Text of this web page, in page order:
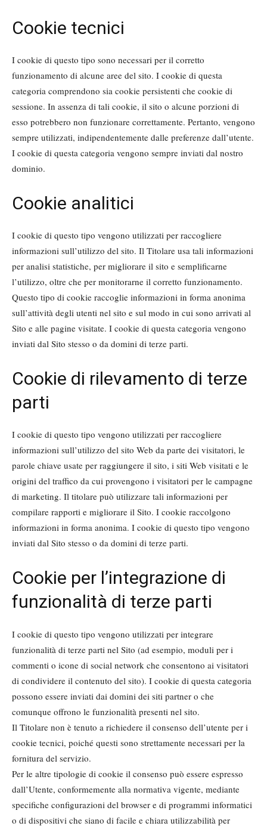
Cookie tecnici
I cookie di questo tipo sono necessari per il corretto
funzionamento di alcune aree del sito. I cookie di questa
categoria comprendono sia cookie persistenti che cookie di
sessione. In assenza di tali cookie, il sito o alcune porzioni di
esso potrebbero non funzionare correttamente. Pertanto, vengono
sempre utilizzati, indipendentemente dalle preferenze dall’utente.
I cookie di questa categoria vengono sempre inviati dal nostro
dominio.
Cookie analitici
I cookie di questo tipo vengono utilizzati per raccogliere
informazioni sull’utilizzo del sito. Il Titolare usa tali informazioni
per analisi statistiche, per migliorare il sito e semplificarne
l’utilizzo, oltre che per monitorarne il corretto funzionamento.
Questo tipo di cookie raccoglie informazioni in forma anonima
sull’attività degli utenti nel sito e sul modo in cui sono arrivati al
Sito e alle pagine visitate. I cookie di questa categoria vengono
inviati dal Sito stesso o da domini di terze parti.
Cookie di rilevamento di terze
parti
I cookie di questo tipo vengono utilizzati per raccogliere
informazioni sull’utilizzo del sito Web da parte dei visitatori, le
parole chiave usate per raggiungere il sito, i siti Web visitati e le
origini del traffico da cui provengono i visitatori per le campagne
di marketing. Il titolare può utilizzare tali informazioni per
compilare rapporti e migliorare il Sito. I cookie raccolgono
informazioni in forma anonima. I cookie di questo tipo vengono
inviati dal Sito stesso o da domini di terze parti.
Cookie per l’integrazione di
funzionalità di terze parti
I cookie di questo tipo vengono utilizzati per integrare
funzionalità di terze parti nel Sito (ad esempio, moduli per i
commenti o icone di social network che consentono ai visitatori
di condividere il contenuto del sito). I cookie di questa categoria
possono essere inviati dai domini dei siti partner o che
comunque offrono le funzionalità presenti nel sito.
Il Titolare non è tenuto a richiedere il consenso dell’utente per i
cookie tecnici, poiché questi sono strettamente necessari per la
fornitura del servizio.
Per le altre tipologie di cookie il consenso può essere espresso
dall’Utente, conformemente alla normativa vigente, mediante
specifiche configurazioni del browser e di programmi informatici
o di dispositivi che siano di facile e chiara utilizzabilità per